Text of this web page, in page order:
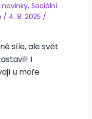
novinky, Sociální
/ 4. 8. 2025 /
síle, ale svět
I
u moře